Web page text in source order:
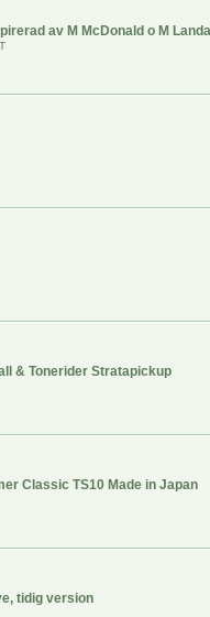
av M McDonald o M
& Tonerider Stratapickup
Classic TS10 Made in Japan
tidig version